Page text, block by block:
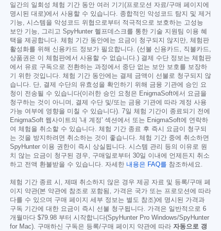
일간의 일회성 체험 기간 동안 여러 기기(프로모션 자료/구매 페이지에
명시된 대로)에서 사용할 수 있습니다. 종합적인 악성코드 탐지 및 제거
기능, 시스템을 악성코드 위협으로부터 적극적으로 보호하는 고성능
보안 기능, 그리고 SpyHunter 헬프데스크를 통한 기술 지원팀 이용 혜
택을 제공합니다. 체험 기간 동안에는 요금이 청구되지 않지만, 체험판
활성화를 위해 신용카드 정보가 필요합니다. (선불 신용카드, 직불카드,
상품권은 이 체험판에서 사용할 수 없습니다.) 결제 수단 정보는 체험판
에서 유료 구독으로 전환하는 과정에서 중단 없는 보안 보호를 보장하
기 위한 것입니다. 체험 기간 동안에는 결제 금액이 선불로 청구되지 않
습니다. 단, 결제 수단의 유효성을 확인하기 위해 금융 기관에 승인 요
청이 전송될 수 있습니다(이러한 승인 요청은 EnigmaSoft에서 요금을
청구하는 것이 아니며, 결제 수단 및/또는 금융 기관에 따라 계정 사용
가능 여부에 영향을 미칠 수 있습니다). 7일 체험 기간이 종료되기 전에
EnigmaSoft 웹사이트의 '내 계정' 섹션에서 또는 EnigmaSoft에 연락하
여 체험을 취소할 수 있습니다. 체험 기간 종료 후 즉시 요금이 청구되
는 것을 방지하려면 취소하는 것이 좋습니다. 체험 기간 중에 취소하면
SpyHunter 이용 권한이 즉시 상실됩니다. 시스템 관리 등의 이유로 원
치 않는 요금이 청구된 경우, 구매일로부터 30일 이내에 언제든지 취소
하고 전액 환불받을 수 있습니다. 자세한 내용은 FAQ를 참조하세요.
체험 기간 종료 시, 제때 취소하지 않은 경우 제공 자료 및 등록/구매 페
이지 약관(본 약관에 참조로 포함됨, 가격은 국가 또는 프로모션에 따라
다를 수 있으며 구매 페이지 세부 정보는 별도 참조)에 명시된 가격과
구독 기간에 대한 요금이 즉시 선불 청구됩니다. 가격은 일반적으로 6
개월마다 $79.98 부터 시작합니다(SpyHunter Pro Windows/SpyHunter
for Mac). 구매하신 구독은 등록/구매 페이지 약관에 따라 자동으로 갱